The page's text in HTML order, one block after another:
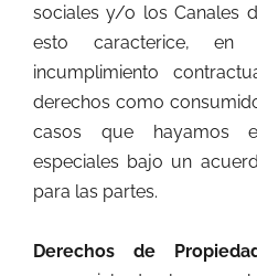
sociales y/o los Canales
esto caracterice, en
incumplimiento
derechos como
casos que hayamos
especiales bajo un
para las partes.
Derechos de